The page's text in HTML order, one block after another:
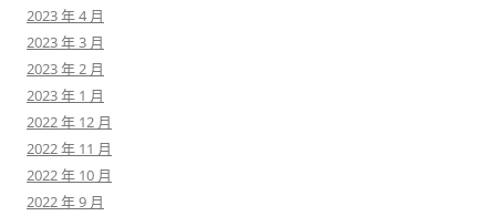
2023 年 4 月
2023 年 3 月
2023 年 2 月
2023 年 1 月
2022 年 12 月
2022 年 11 月
2022 年 10 月
2022 年 9 月